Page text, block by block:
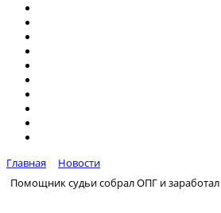
Главная
Новости
Помощник судьи собрал ОПГ и заработал